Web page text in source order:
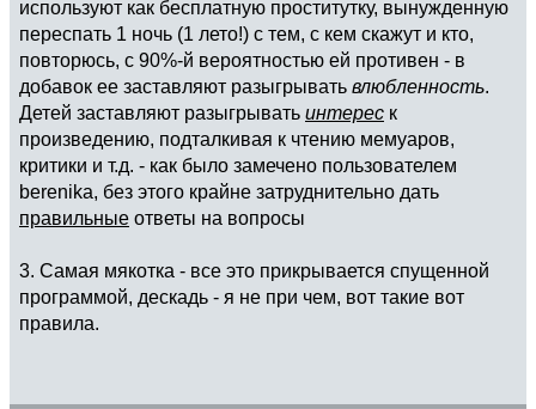
используют как бесплатную проститутку, вынужденную
переспать 1 ночь (1 лето!) с тем, с кем скажут и кто,
повторюсь, с 90%-й вероятностью ей противен - в
добавок ее заставляют разыгрывать влюбленность.
Детей заставляют разыгрывать интерес к
произведению, подталкивая к чтению мемуаров,
критики и т.д. - как было замечено пользователем
berenika, без этого крайне затруднительно дать
правильные ответы на вопросы
3. Самая мякотка - все это прикрывается спущенной
программой, дескадь - я не при чем, вот такие вот
правила.